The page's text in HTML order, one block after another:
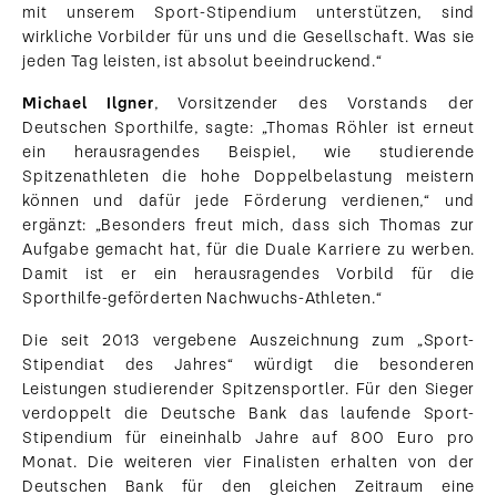
mit unserem Sport-Stipendium unterstützen, sind
wirkliche Vorbilder für uns und die Gesellschaft. Was sie
jeden Tag leisten, ist absolut beeindruckend.“
Michael Ilgner, Vorsitzender des Vorstands der
Deutschen Sporthilfe, sagte: „Thomas Röhler ist erneut
ein herausragendes Beispiel, wie studierende
Spitzenathleten die hohe Doppelbelastung meistern
können und dafür jede Förderung verdienen,“ und
ergänzt: „Besonders freut mich, dass sich Thomas zur
Aufgabe gemacht hat, für die Duale Karriere zu werben.
Damit ist er ein herausragendes Vorbild für die
Sporthilfe-geförderten Nachwuchs-Athleten.“
Die seit 2013 vergebene Auszeichnung zum „Sport-
Stipendiat des Jahres“ würdigt die besonderen
Leistungen studierender Spitzensportler. Für den Sieger
verdoppelt die Deutsche Bank das laufende Sport-
Stipendium für eineinhalb Jahre auf 800 Euro pro
Monat. Die weiteren vier Finalisten erhalten von der
Deutschen Bank für den gleichen Zeitraum eine